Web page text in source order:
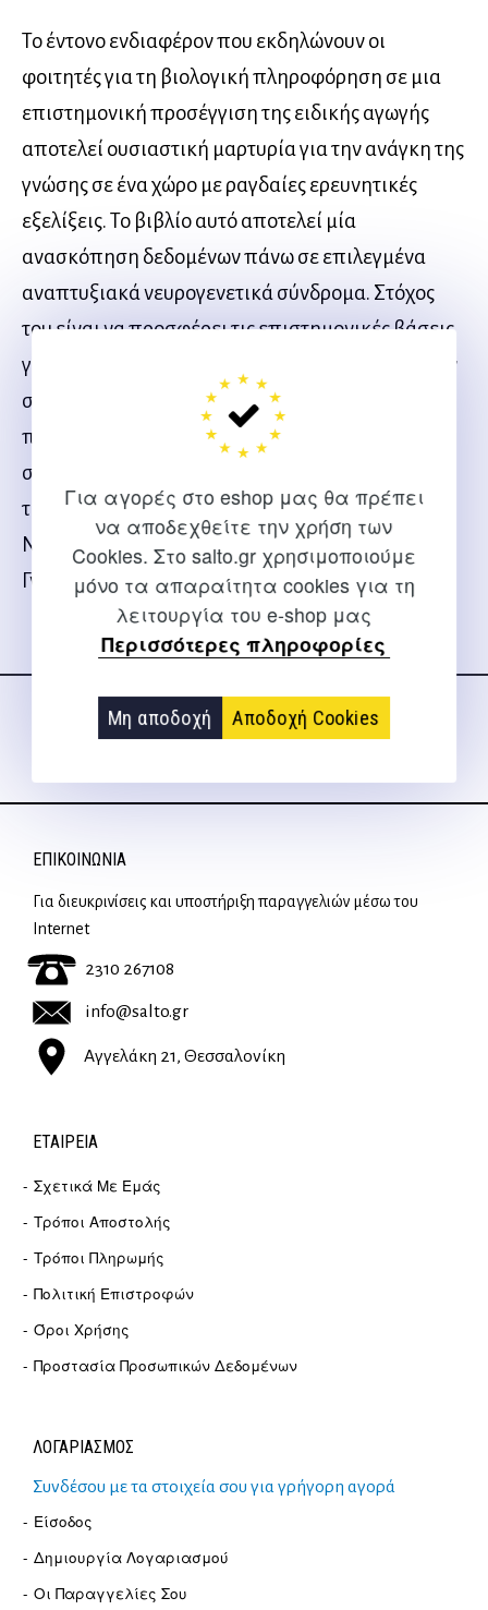
Για αγορές στο eshop μας θα πρέπει
να αποδεχθείτε την χρήση των
Cookies. Στο salto.gr χρησιμοποιούμε
μόνο τα απαραίτητα cookies για τη
λειτουργία του e-shop μας
Περισσότερες πληροφορίες
Μη αποδοχή Αποδοχή Cookies
Το έντονο ενδιαφέρον που εκδηλώνουν οι
φοιτητές για τη βιολογική πληροφόρηση σε μια
επιστημονική προσέγγιση της ειδικής αγωγής
αποτελεί ουσιαστική μαρτυρία για την ανάγκη της
γνώσης σε ένα χώρο με ραγδαίες ερευνητικές
εξελίξεις. Το βιβλίο αυτό αποτελεί μία
ανασκόπηση δεδομένων πάνω σε επιλεγμένα
αναπτυξιακά νευρογενετικά σύνδρομα. Στόχος
του είναι να προσφέρει τις επιστημονικές βάσεις
για την καλύτερη κατανόηση του φαινοτύπου των
συγκεκριμένων καταστάσεων και της
παθογένεσής τους, από τη μοριακή βάση έως τη
συμπεριφορά. Έμφαση δίδεται στα πορίσματα
της Κυτταρικής και Μοριακής Γενετικής, της
Νευροβιολογίας, της Νευροπαθολογίας και των
Γνωστικών Επιστημών.
Ακολουθήστε μας
ΕΠΙΚΟΙΝΩΝΊΑ
Για διευκρινίσεις και υποστήριξη παραγγελιών μέσω του
Internet
2310 267108
info@salto.gr
Αγγελάκη 21, Θεσσαλονίκη
ΕΤΑΙΡΕΊΑ
Σχετικά Με Εμάς
Τρόποι Αποστολής
Τρόποι Πληρωμής
Πολιτική Επιστροφών
Όροι Χρήσης
Προστασία Προσωπικών Δεδομένων
ΛΟΓΑΡΙΑΣΜΟΣ
Συνδέσου με τα στοιχεία σου για γρήγορη αγορά
Είσοδος
Δημιουργία Λογαριασμού
Οι Παραγγελίες Σου